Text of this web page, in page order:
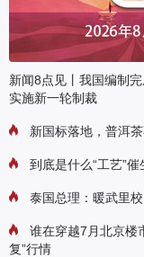
新闻8点见丨我国编制
实施新一轮制裁
新国标落地，普洱
到底是什么“工艺”
泰国总理：暖武里
谁在穿越7月北京楼
复”行情